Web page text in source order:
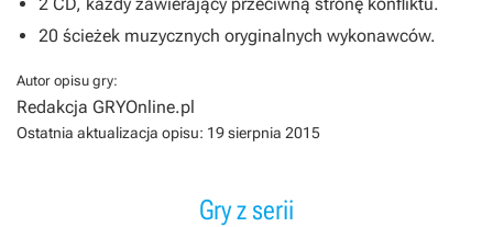
20 ścieżek muzycznych oryginalnych wykonawców.
Autor opisu gry:
Redakcja GRYOnline.pl
Ostatnia aktualizacja opisu: 19 sierpnia 2015
Gry z serii